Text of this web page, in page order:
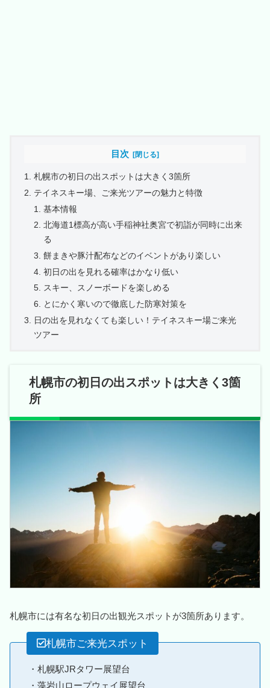
目次
札幌市の初日の出スポットは大きく3箇所
テイネスキー場、ご来光ツアーの魅力と特徴
基本情報
北海道1標高が高い手稲神社奥宮で初詣が同時に出来
る
餅まきや豚汁配布などのイベントがあり楽しい
初日の出を見れる確率はかなり低い
スキー、スノーボードを楽しめる
とにかく寒いので徹底した防寒対策を
日の出を見れなくても楽しい！テイネスキー場ご来光
ツアー
札幌市の初日の出スポットは大きく3箇
所
札幌市には有名な初日の出観光スポットが3箇所あります。
札幌市ご来光スポット
・札幌駅JRタワー展望台
・藻岩山ロープウェイ展望台